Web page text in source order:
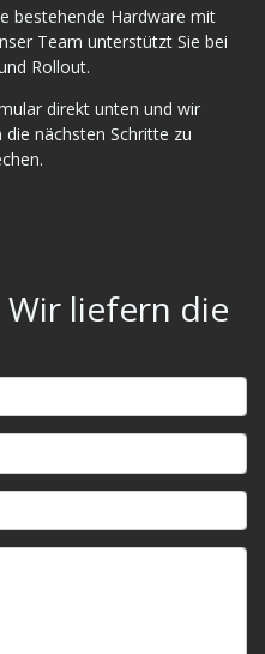
bestehende Hardware mit
Team unterstützt Sie bei
Rollout.
direkt unten und wir
nächsten Schritte zu
Wir liefern die